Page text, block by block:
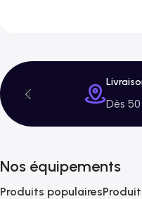
Dès 50
Nos équipements
Produits populaires